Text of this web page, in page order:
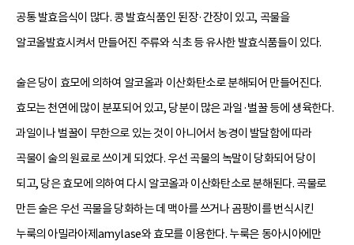
공통 발효음식이 많다. 콩 발효식품인 된장·간장이 있고, 곡물을
알코올발효시켜서 만들어진 주류와 식초 등 유사한 발효식품들이 있다.
술은 당이 효모에 의하여 알코올과 이산화탄소로 분해되어 만들어진다.
효모는 천연에 많이 분포되어 있고, 당분이 많은 과일·벌꿀 등에 생육한다.
과일이나 벌꿀이 무한으로 있는 것이 아니어서 농경이 발달함에 따라
곡물이 술의 원료로 쓰이게 되었다. 우선 곡물의 녹말이 당화되어 당이
되고, 당은 효모에 의하여 다시 알코올과 이산화탄소로 분해된다. 곡물로
만든 술은 우선 곡물을 당화하는 데 맥아를 쓰거나 곰팡이를 번식시킨
누룩의 아밀라아제amylase와 효모를 이용한다. 누룩은 동아시아에만